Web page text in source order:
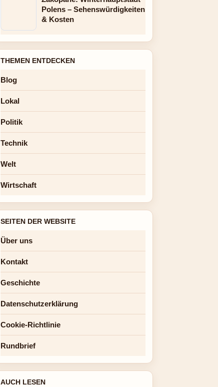
Polens – Sehenswürdigkeiten
& Kosten
THEMEN ENTDECKEN
Blog
Lokal
Politik
Technik
Welt
Wirtschaft
SEITEN DER WEBSITE
Über uns
Kontakt
Geschichte
Datenschutzerklärung
Cookie-Richtlinie
Rundbrief
AUCH LESEN